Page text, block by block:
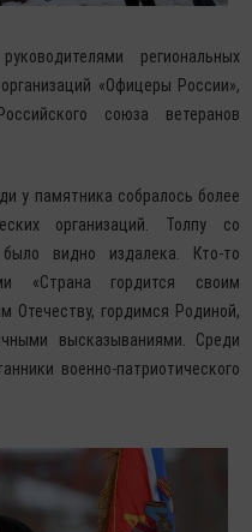
региональных
«Офицеры России»,
союза ветеранов
у памятника собралось более
организаций. Толпу со
видно издалека. Кто-то
«Страна гордится своим
Отечеству, гордимся Родиной,
высказываниями. Среди
военно-патриотического